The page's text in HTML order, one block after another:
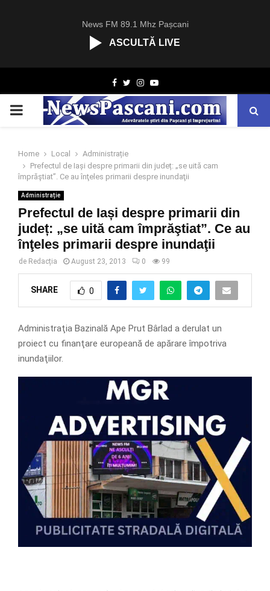
News FM 89.1 Mhz Pașcani
ASCULTĂ LIVE
Facebook
TwitterInstagram
Youtube
PRIMARY
Home Local
Administrație
Prefectul de Iași despre primarii din județ: „se uită cam
împrăştiat”. Ce au înţeles primarii despre inundaţii
Administrație
Prefectul de Iași despre primarii din
județ: „se uită cam împrăştiat”. Ce au
înţeles primarii despre inundaţii
de Redacția August 23, 2013 0 99
SHARE 0
Administraţia Bazinală Ape Prut Bârlad a derulat un
proiect cu finanţare europeană de apărare împotriva
inundaţiilor.